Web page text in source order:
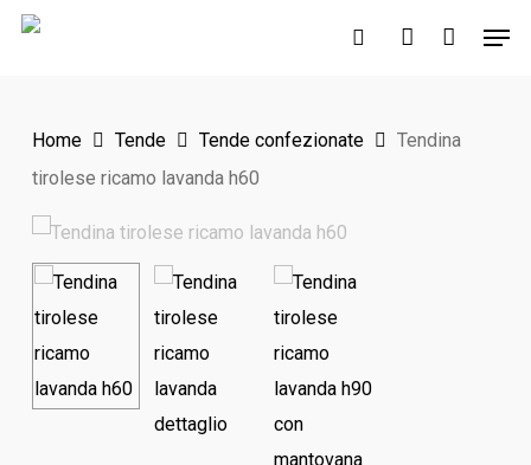
Skip
search account
Home Tende Tende confezionate
Tendina
tirolese ricamo lavanda h60